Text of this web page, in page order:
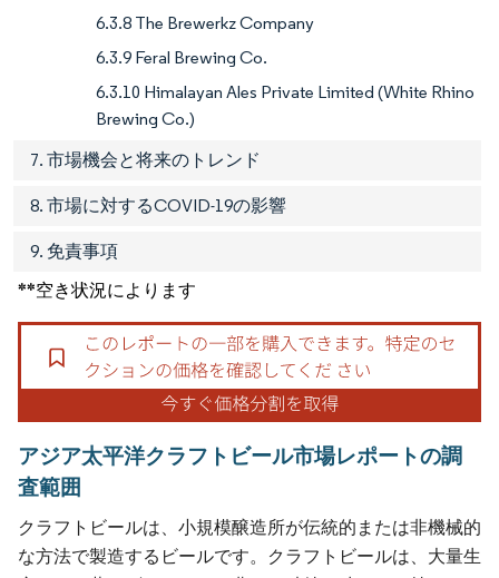
6.3.8 The Brewerkz Company
6.3.9 Feral Brewing Co.
6.3.10 Himalayan Ales Private Limited (White Rhino
Brewing Co.)
7. 市場機会と将来のトレンド
8. 市場に対するCOVID-19の影響
9. 免責事項
**空き状況によります
アジア太平洋クラフトビール市場レポートの調
査範囲
クラフトビールは、小規模醸造所が伝統的または非機械的
な方法で製造するビールです。クラフトビールは、大量生